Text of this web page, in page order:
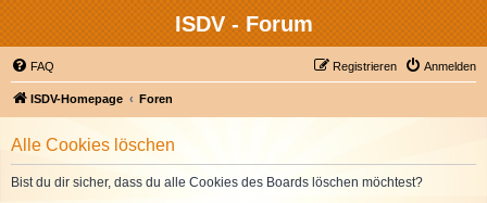
ISDV - Forum
FAQ Anmelden
Registrieren
ISDV-Homepage Foren
Alle Cookies löschen
Bist du dir sicher, dass du alle Cookies des Boards löschen möchtest?